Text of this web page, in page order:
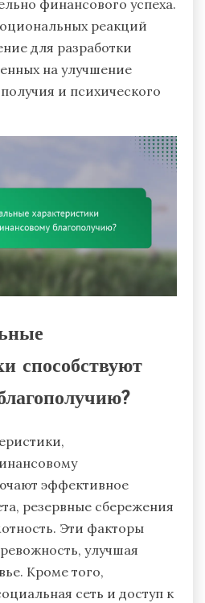
финансового успеха.
реакций
для разработки
на улучшение
и психического
способствуют
эффективное
резервные сбережения
Эти факторы
улучшая
Кроме того,
сеть и доступ к